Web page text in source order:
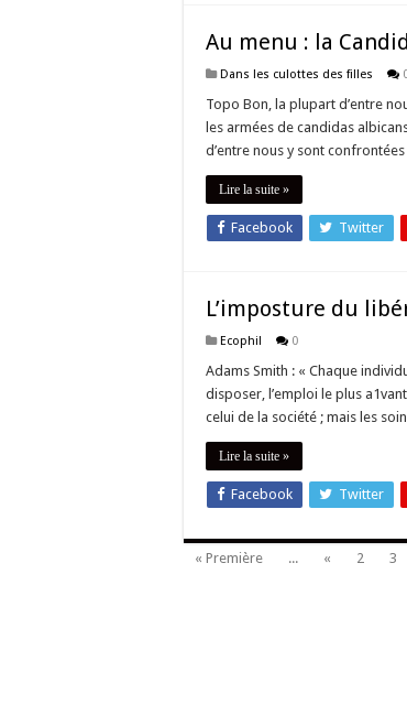
Au menu : la
Dans les culottes des filles
Topo Bon, la plupart d’entre
les armées de candidas
d’entre nous y sont
Lire la suite »
Facebook Twitter
L’imposture du
Ecophil 0
Adams Smith : « Chaque
disposer, l’emploi le plus
celui de la société ; mais les
Lire la suite »
Facebook Twitter
« Première ... « 2 3